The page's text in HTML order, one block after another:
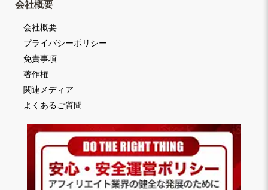
会社概要
会社概要
プライバシーポリシー
免責事項
著作権
関連メディア
よくあるご質問